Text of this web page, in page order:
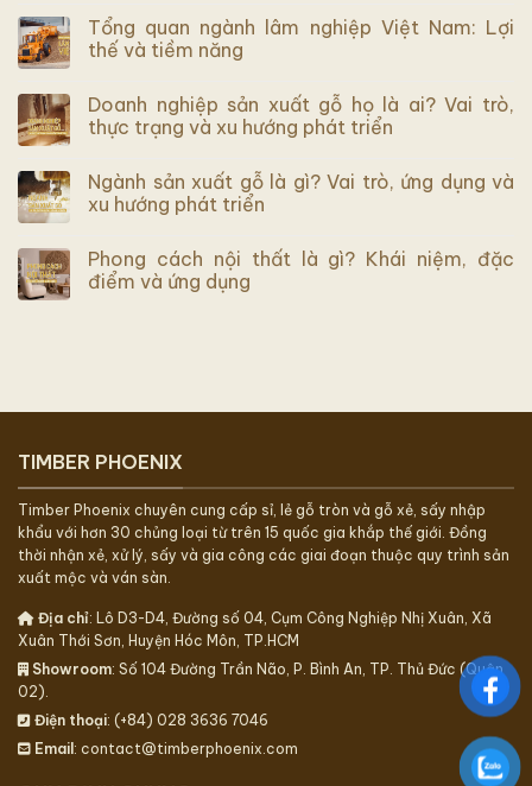
Tổng quan ngành lâm nghiệp Việt Nam: Lợi
thế và tiềm năng
Doanh nghiệp sản xuất gỗ họ là ai? Vai trò,
thực trạng và xu hướng phát triển
Ngành sản xuất gỗ là gì? Vai trò, ứng dụng và
xu hướng phát triển
Phong cách nội thất là gì? Khái niệm, đặc
điểm và ứng dụng
TIMBER PHOENIX
Timber Phoenix chuyên cung cấp sỉ, lẻ gỗ tròn và gỗ xẻ, sấy nhập
khẩu với hơn 30 chủng loại từ trên 15 quốc gia khắp thế giới. Đồng
thời nhận xẻ, xử lý, sấy và gia công các giai đoạn thuộc quy trình sản
xuất mộc và ván sàn.
Địa chỉ: Lô D3-D4, Đường số 04, Cụm Công Nghiệp Nhị Xuân, Xã
Xuân Thới Sơn, Huyện Hóc Môn, TP.HCM
Showroom: Số 104 Đường Trần Não, P. Bình An, TP. Thủ Đức (Quận
02).
Điện thoại: (+84) 028 3636 7046
Email : contact@timberphoenix.com